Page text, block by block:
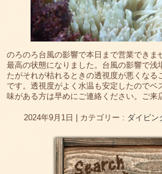
のろのろ台風の影響で本日まで営業できま
最高の状態になりました。台風の影響で浅
たがそれが枯れるときの透視度が悪くなる
です。透視度がよく水温も安定したのでベ
味がある方は早めにご連絡ください。ご来
2024年9月1日 カテゴリー : ダイビン